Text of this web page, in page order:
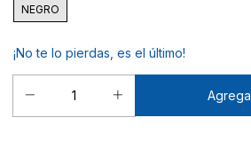
NEGRO
¡No te lo pierdas, es el último!